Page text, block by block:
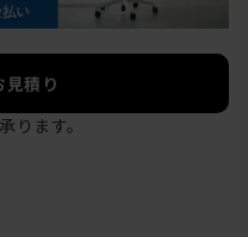
積り
ります。